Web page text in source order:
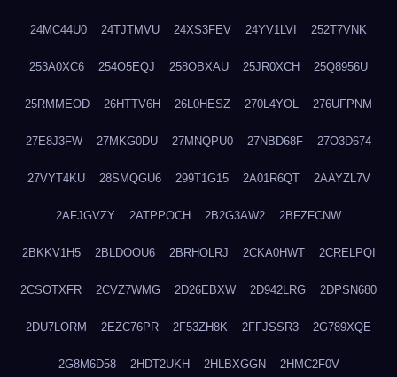
24MC44U0 24TJTMVU 24XS3FEV 24YV1LVI 252T7VNK
253A0XC6 254O5EQJ 258OBXAU 25JR0XCH 25Q8956U
25RMMEOD 26HTTV6H 26L0HESZ 270L4YOL 276UFPNM
27E8J3FW 27MKG0DU 27MNQPU0 27NBD68F 27O3D674
27VYT4KU 28SMQGU6 299T1G15 2A01R6QT 2AAYZL7V
2AFJGVZY 2ATPPOCH 2B2G3AW2 2BFZFCNW
2BKKV1H5 2BLDOOU6 2BRHOLRJ 2CKA0HWT 2CRELPQI
2CSOTXFR 2CVZ7WMG 2D26EBXW 2D942LRG 2DPSN680
2DU7LORM 2EZC76PR 2F53ZH8K 2FFJSSR3 2G789XQE
2G8M6D58 2HDT2UKH 2HLBXGGN 2HMC2F0V